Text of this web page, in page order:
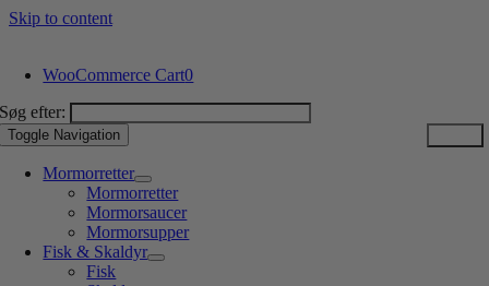
Skip to content
WooCommerce Cart0
Søg efter:
Toggle Navigation
Mormorretter
Mormorretter
Mormorsaucer
Mormorsupper
Fisk & Skaldyr
Fisk